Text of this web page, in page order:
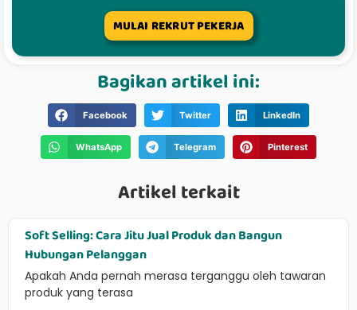
MULAI REKRUT PEKERJA
Bagikan artikel ini:
Facebook Twitter LinkedIn
WhatsApp Telegram Pinterest
Artikel terkait
Soft Selling: Cara Jitu Jual Produk dan Bangun
Hubungan Pelanggan
Apakah Anda pernah merasa terganggu oleh tawaran
produk yang terasa